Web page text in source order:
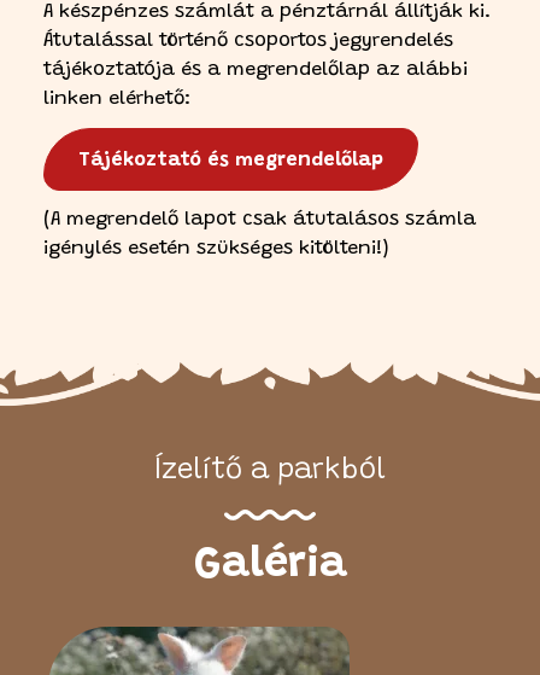
A készpénzes számlát a pénztárnál állítják ki.
Átutalással történő csoportos jegyrendelés
tájékoztatója és a megrendelőlap az alábbi
linken elérhető:
Tájékoztató és megrendelőlap
(A megrendelő lapot csak átutalásos számla
igénylés esetén szükséges kitölteni!)
Ízelítő a parkból
Galéria